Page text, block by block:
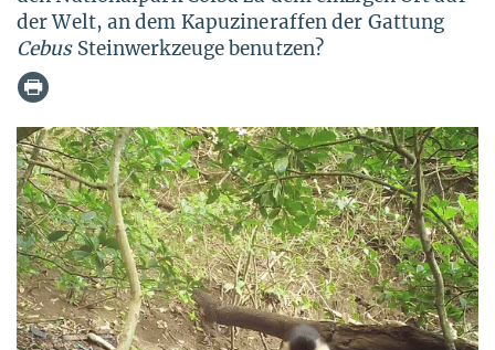
der Welt, an dem Kapuzineraffen der Gattung
CebusSteinwerkzeuge benutzen?